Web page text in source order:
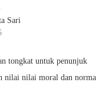
Sari
tongkat untuk penunjuk
nilai nilai moral dan norma